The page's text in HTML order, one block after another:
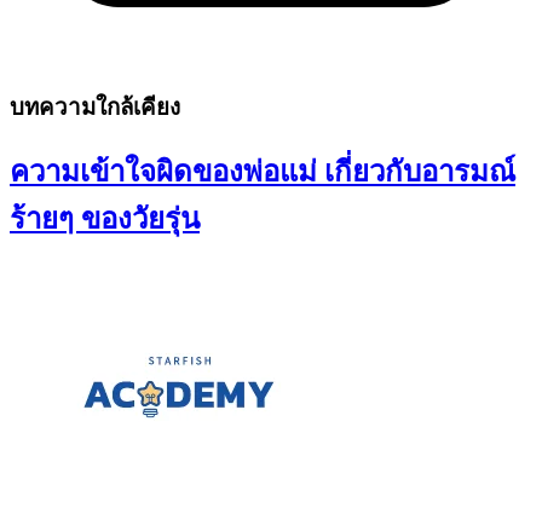
บทความใกล้เคียง
ความเข้าใจผิดของพ่อแม่ เกี่ยวกับอารมณ์
ร้ายๆ ของวัยรุ่น